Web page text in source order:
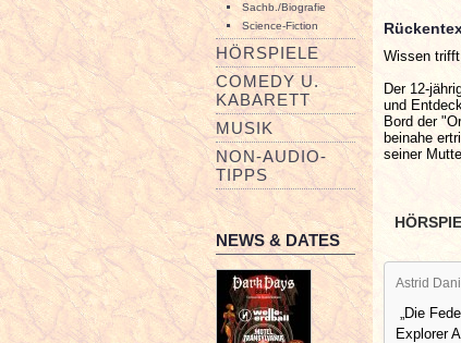
Sachb./Biografie
Science-Fiction
HÖRSPIELE
COMEDY U.
KABARETT
MUSIK
NON-AUDIO-
TIPPS
NEWS & DATES
Wissen
Der 12-
und
Bord der
beinahe
seiner
Astrid
„Die
Explorer